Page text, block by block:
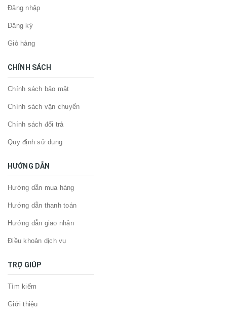
Đăng nhập
Đăng ký
Giỏ hàng
CHÍNH SÁCH
Chính sách bảo mật
Chính sách vận chuyển
Chính sách đổi trả
Quy định sử dụng
HƯỚNG DẪN
Hướng dẫn mua hàng
Hướng dẫn thanh toán
Hướng dẫn giao nhận
Điều khoản dịch vụ
TRỢ GIÚP
Tìm kiếm
Giới thiệu